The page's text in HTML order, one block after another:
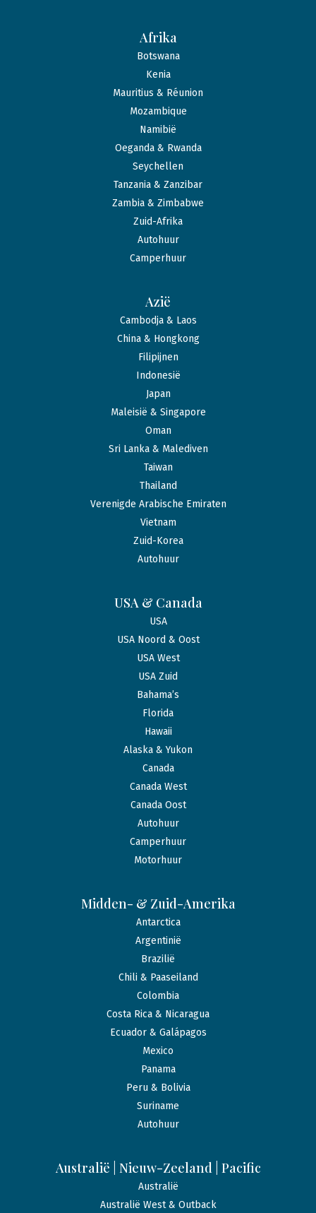
Afrika
Botswana
Kenia
Mauritius & Réunion
Mozambique
Namibië
Oeganda & Rwanda
Seychellen
Tanzania & Zanzibar
Zambia & Zimbabwe
Zuid-Afrika
Autohuur
Camperhuur
Azië
Cambodja & Laos
China & Hongkong
Filipijnen
Indonesië
Japan
Maleisië & Singapore
Oman
Sri Lanka & Malediven
Taiwan
Thailand
Verenigde Arabische Emiraten
Vietnam
Zuid-Korea
Autohuur
USA & Canada
USA
USA Noord & Oost
USA West
USA Zuid
Bahama’s
Florida
Hawaii
Alaska & Yukon
Canada
Canada West
Canada Oost
Autohuur
Camperhuur
Motorhuur
Midden- & Zuid-Amerika
Antarctica
Argentinië
Brazilië
Chili & Paaseiland
Colombia
Costa Rica & Nicaragua
Ecuador & Galápagos
Mexico
Panama
Peru & Bolivia
Suriname
Autohuur
Australië | Nieuw-Zeeland | Pacific
Australië
Australië West & Outback